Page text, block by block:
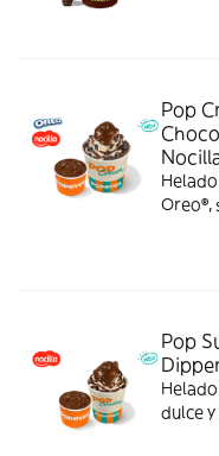
Pop
Oreo®,
Pop
dulce